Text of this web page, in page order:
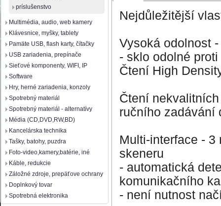
príslušenstvo
Multimédia, audio, web kamery
Klávesnice, myšky, tablety
Pamäte USB, flash karty, čítačky
USB zariadenia, prepínače
Sieťové komponenty, WIFI, IP
Software
Hry, herné zariadenia, konzoly
Spotrebný materiál
Spotrebný materiál - alternatívy
Média (CD,DVD,RW,BD)
Kancelárska technika
Tašky, batohy, puzdra
Foto-video,kamery,batérie, iné
Káble, redukcie
Záložné zdroje, prepäťove ochrany
Doplnkový tovar
Spotrebná elektronika
Nejdůležitější
Vysoká odolnost
- sklo odolné
Čtení High
Čtení
ručního zadávání
Multi-interface - 3
skeneru
- automatická
komunikačního
- není nutnost